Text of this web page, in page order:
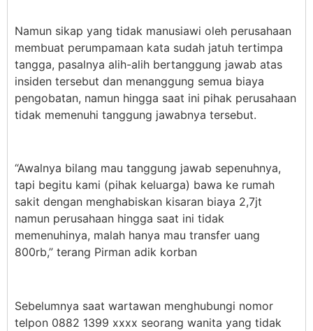
Namun sikap yang tidak manusiawi oleh perusahaan
membuat perumpamaan kata sudah jatuh tertimpa
tangga, pasalnya alih-alih bertanggung jawab atas
insiden tersebut dan menanggung semua biaya
pengobatan, namun hingga saat ini pihak perusahaan
tidak memenuhi tanggung jawabnya tersebut.
“Awalnya bilang mau tanggung jawab sepenuhnya,
tapi begitu kami (pihak keluarga) bawa ke rumah
sakit dengan menghabiskan kisaran biaya 2,7jt
namun perusahaan hingga saat ini tidak
memenuhinya, malah hanya mau transfer uang
800rb,” terang Pirman adik korban
Sebelumnya saat wartawan menghubungi nomor
telpon 0882 1399 xxxx seorang wanita yang tidak